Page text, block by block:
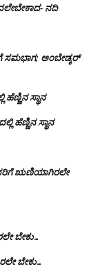
ನದಿ
ಸಮಭಾಗ; ಅಂಬೇಡ್ಕರ್
ಸ್ಥಾನ‌
ಹೆಣ್ಣಿನ ಸ್ಥಾನ‌
ಋಣಿಯಾಗಿರಲೇ
ಬೇಕು…
ಬೇಕು…